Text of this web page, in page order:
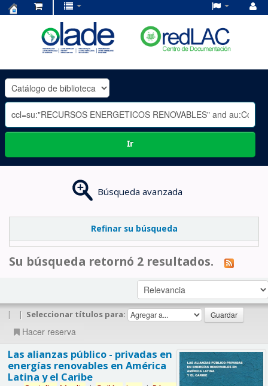
OLADE
-
Ir
Búsqueda avanzada
Refinar su búsqueda
Su búsqueda retornó 2 resultados.
| | Seleccionar títulos para:
Hacer reserva
Las alianzas público - privadas en
energías renovables en América
Latina y el Caribe